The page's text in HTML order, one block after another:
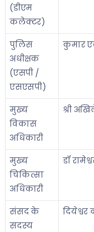
(डीएम
कलेक्टर)
पुलिस
अधीक्षक
(एसपी /
एसएसपी)
कुमार
मुख्य
विकास
अधिकारी
श्री
मुख्य
चिकित्सा
अधिकारी
डॉ
संसद के
सदस्य